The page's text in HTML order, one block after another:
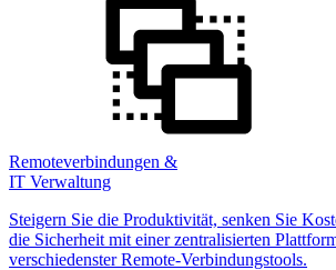
Remoteverbindungen &
IT Verwaltung
Steigern Sie die Produktivität, senken Sie
die Sicherheit mit einer zentralisierten
verschiedenster Remote-Verbindungstools.